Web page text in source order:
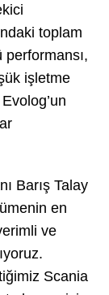
toplam
performansı,
işletme
Barış Talay
en
ve
Scania